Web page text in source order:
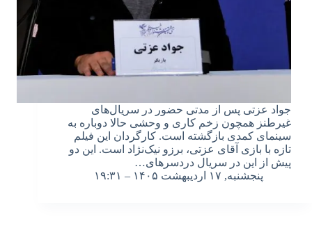
جواد عزتی پس از مدتی حضور در سریال‌های
غیرطنز همچون زخم کاری و وحشی حالا دوباره به
سینمای کمدی بازگشته است. کارگردان این فیلم
تازه‌ با بازی آقای عزتی، برزو نیک‌نژاد است. این دو
پیش از این در سریال دردسرهای…
پنجشنبه, ۱۷ اردیبهشت ۱۴۰۵ – ۱۹:۳۱